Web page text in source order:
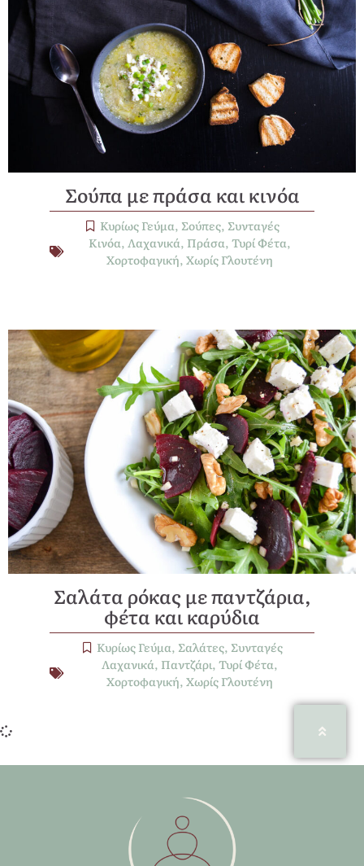
Σούπα με πράσα και κινόα
Κυρίως Γεύμα, Σούπες, Συνταγές
Κινόα, Λαχανικά, Πράσα, Τυρί Φέτα,
Χορτοφαγική, Χωρίς Γλουτένη
Σαλάτα ρόκας με παντζάρια,
φέτα και καρύδια
Κυρίως Γεύμα, Σαλάτες, Συνταγές
Λαχανικά, Παντζάρι, Τυρί Φέτα,
Χορτοφαγική, Χωρίς Γλουτένη